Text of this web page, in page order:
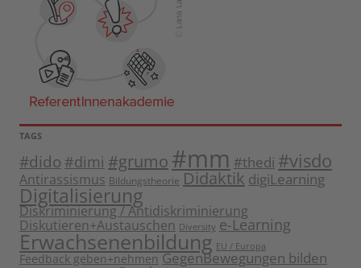
TAGS
#dido #dimi #grumo #mm #thedi #visdo
Antirassismus Bildungstheorie Didaktik digiLearning
Digitalisierung
Diskriminierung / Antidiskriminierung
Diskutieren+Austauschen Diversity e-Learning
Erwachsenenbildung EU / Europa
Feedback geben+nehmen GegenBewegungen bilden